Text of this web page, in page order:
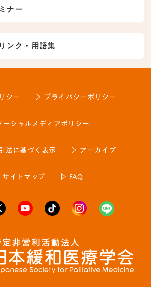
ナー
ンク・用語集
シー プライバシーポリシー
ーシャルメディアポリシー
法に基づく表示 アーカイブ
サイトマップ FAQ